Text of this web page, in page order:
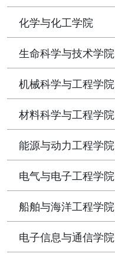
化学与化工学院
生命科学与技术学院
机械科学与工程学院
材料科学与工程学院
能源与动力工程学院
电气与电子工程学院
船舶与海洋工程学院
电子信息与通信学院